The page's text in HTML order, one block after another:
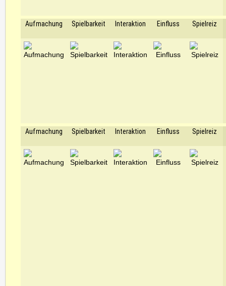
Aufmachung Spielbarkeit Interaktion Einfluss Spielreiz
Aufmachung Spielbarkeit Interaktion Einfluss Spielreiz